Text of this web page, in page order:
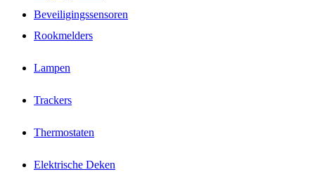
Beveiligingssensoren
Rookmelders
Lampen
Trackers
Thermostaten
Elektrische Deken